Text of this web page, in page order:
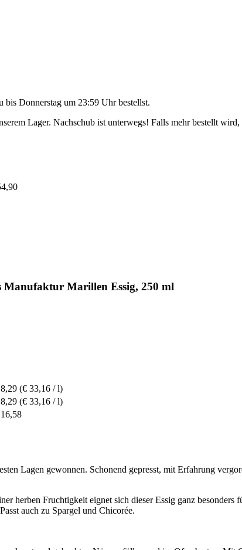
bis Donnerstag um 23:59 Uhrbestellst.
Lager. Nachschub ist unterwegs! Falls mehr bestellt
Manufaktur Marillen Essig, 250 ml
(€ 33,16 / l)
(€ 33,16 / l)
Lagen gewonnen. Schonend gepresst, mit Erfahrung
herben Fruchtigkeit eignet sich dieser Essig ganz
auch zu Spargel und Chicorée.